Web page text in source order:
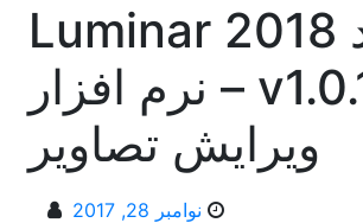
دانلود Luminar 2018
v1.0.1.1043 – نرم افزار
ویرایش تصاویر
نوامبر 28, 2017